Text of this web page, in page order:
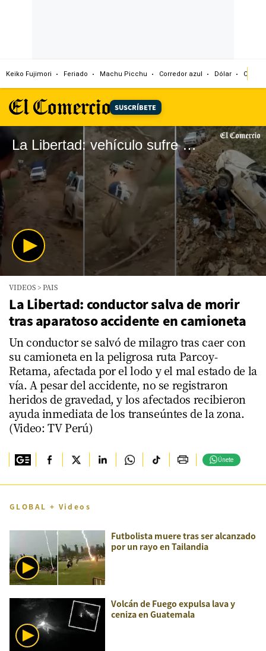
Keiko Fujimori Feriado Machu Picchu Corredor azul Dólar
SUSCRÍBETE
La Libertad: vehículo sufre accidente al intentar cruzar vía llena de lodo
seconds
minute,
seconds
VIDEOS >PAIS
La Libertad: conductor salva de morir
tras aparatoso accidente en camioneta
Un conductor se salvó de milagro tras caer con
su camioneta en la peligrosa ruta Parcoy-
Retama, afectada por el lodo y el mal estado de la
vía. A pesar del accidente, no se registraron
heridos de gravedad, y los afectados recibieron
ayuda inmediata de los transeúntes de la zona.
(Video: TV Perú)
Únete
GLOBAL + Videos
Futbolista muere tras ser alcanzado
por un rayo en Tailandia
Volcán de Fuego expulsa lava y
ceniza en Guatemala